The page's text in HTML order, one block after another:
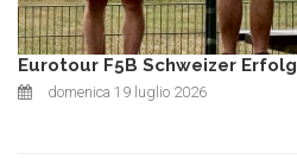
Eurotour F5B Schweizer Erfolg
domenica 19 luglio 2026